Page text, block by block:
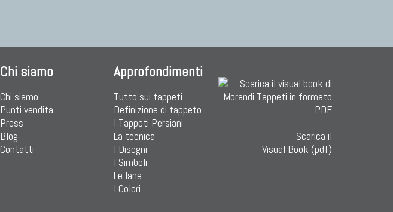
Chi siamo
Chi siamo
Punti vendita
Press
Blog
Contatti
Approfondimenti
Tutto sui tappeti
Definizione di tappeto
I Tappeti Persiani
La tecnica
I Disegni
I Simboli
Le lane
I Colori
Scarica il
Visual Book (pdf)